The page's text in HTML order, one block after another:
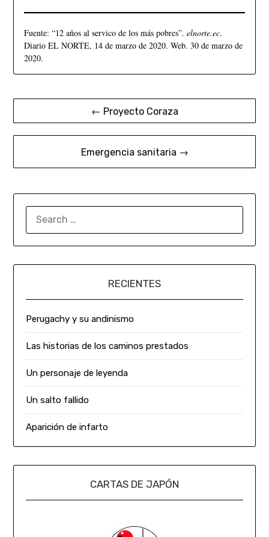
Fuente: “12 años al servico de los más pobres”. elnorte.ec.
Diario EL NORTE, 14 de marzo de 2020. Web. 30 de marzo de
2020.
← Proyecto Coraza
Emergencia sanitaria →
RECIENTES
Perugachy y su andinismo
Las historias de los caminos prestados
Un personaje de leyenda
Un salto fallido
Aparición de infarto
CARTAS DE JAPÓN